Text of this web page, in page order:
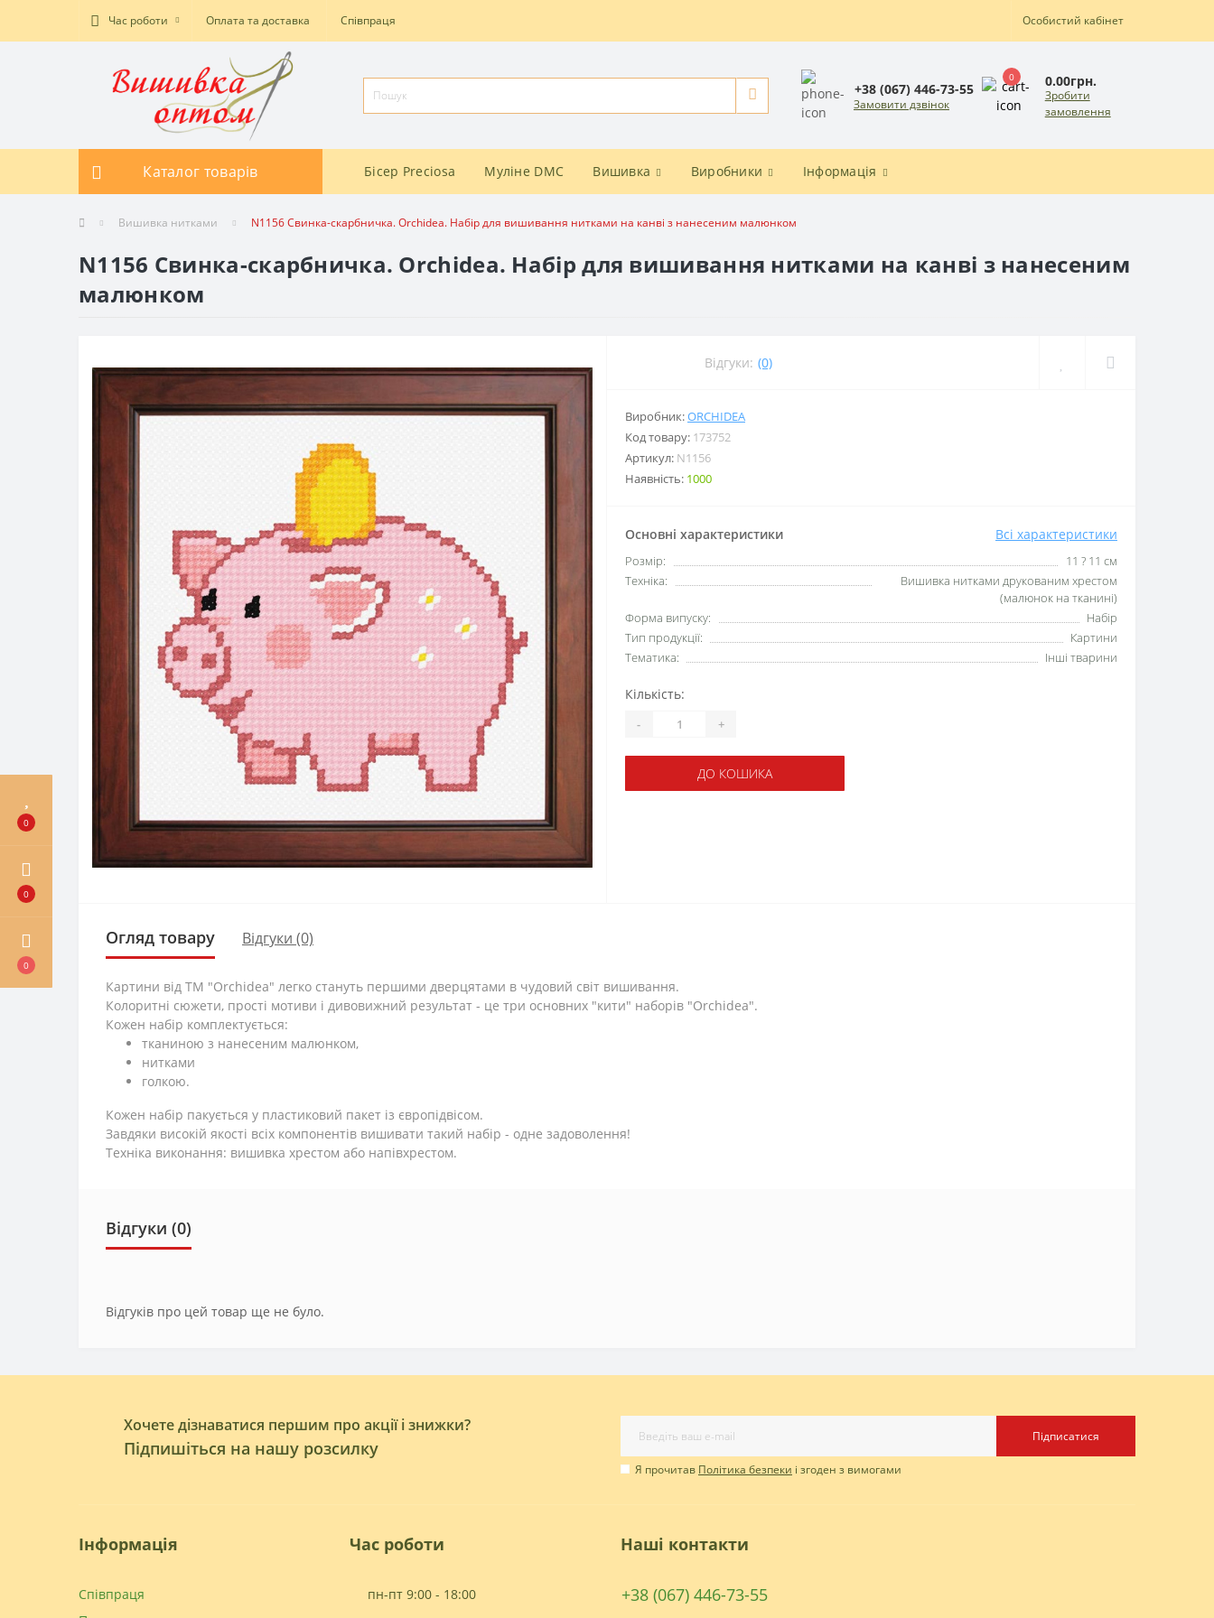
0
0
0
Час роботи Оплата та доставка Співпраця Особистий кабінет
+38 (067) 446-73-55
Замовити дзвінок
0 0.00грн.
Зробити
замовлення
Каталог товарів Бісер Preciosa Муліне DMC Вишивка Виробники Інформація
Вишивка нитками N1156 Свинка-скарбничка. Orchidea. Набір для вишивання нитками на канві з нанесеним малюнком
N1156 Свинка-скарбничка. Orchidea. Набір для вишивання нитками на канві з нанесеним
малюнком
Відгуки: (0)
Виробник:ORCHIDEA
Код товару: 173752
Артикул: N1156
Наявність: 1000
Основні характеристики Всі характеристики
Розмір:
11 ? 11 см
Техніка:
Вишивка нитками друкованим хрестом
(малюнок на тканині)
Форма випуску:
Набір
Тип продукції:
Картини
Тематика:
Інші тварини
Кількість:
- +
ДО КОШИКА
Огляд товару Відгуки (0)
Картини від ТМ "Orchidea" легко стануть першими дверцятами в чудовий світ вишивання.
Колоритні сюжети, прості мотиви і дивовижний результат - це три основних "кити" наборів "Orchidea".
Кожен набір комплектується:
тканиною з нанесеним малюнком,
нитками
голкою.
Кожен набір пакується у пластиковий пакет із європідвісом.
Завдяки високій якості всіх компонентів вишивати такий набір - одне задоволення!
Техніка виконання: вишивка хрестом або напівхрестом.
Відгуки (0)
Відгуків про цей товар ще не було.
Хочете дізнаватися першим про акції і знижки?
Підпишіться на нашу розсилку
Підписатися
Я прочитав Політика безпеки і згоден з вимогами
Інформація
Співпраця
Час роботи
пн-пт 9:00 - 18:00
Наші контакти
+38 (067) 446-73-55